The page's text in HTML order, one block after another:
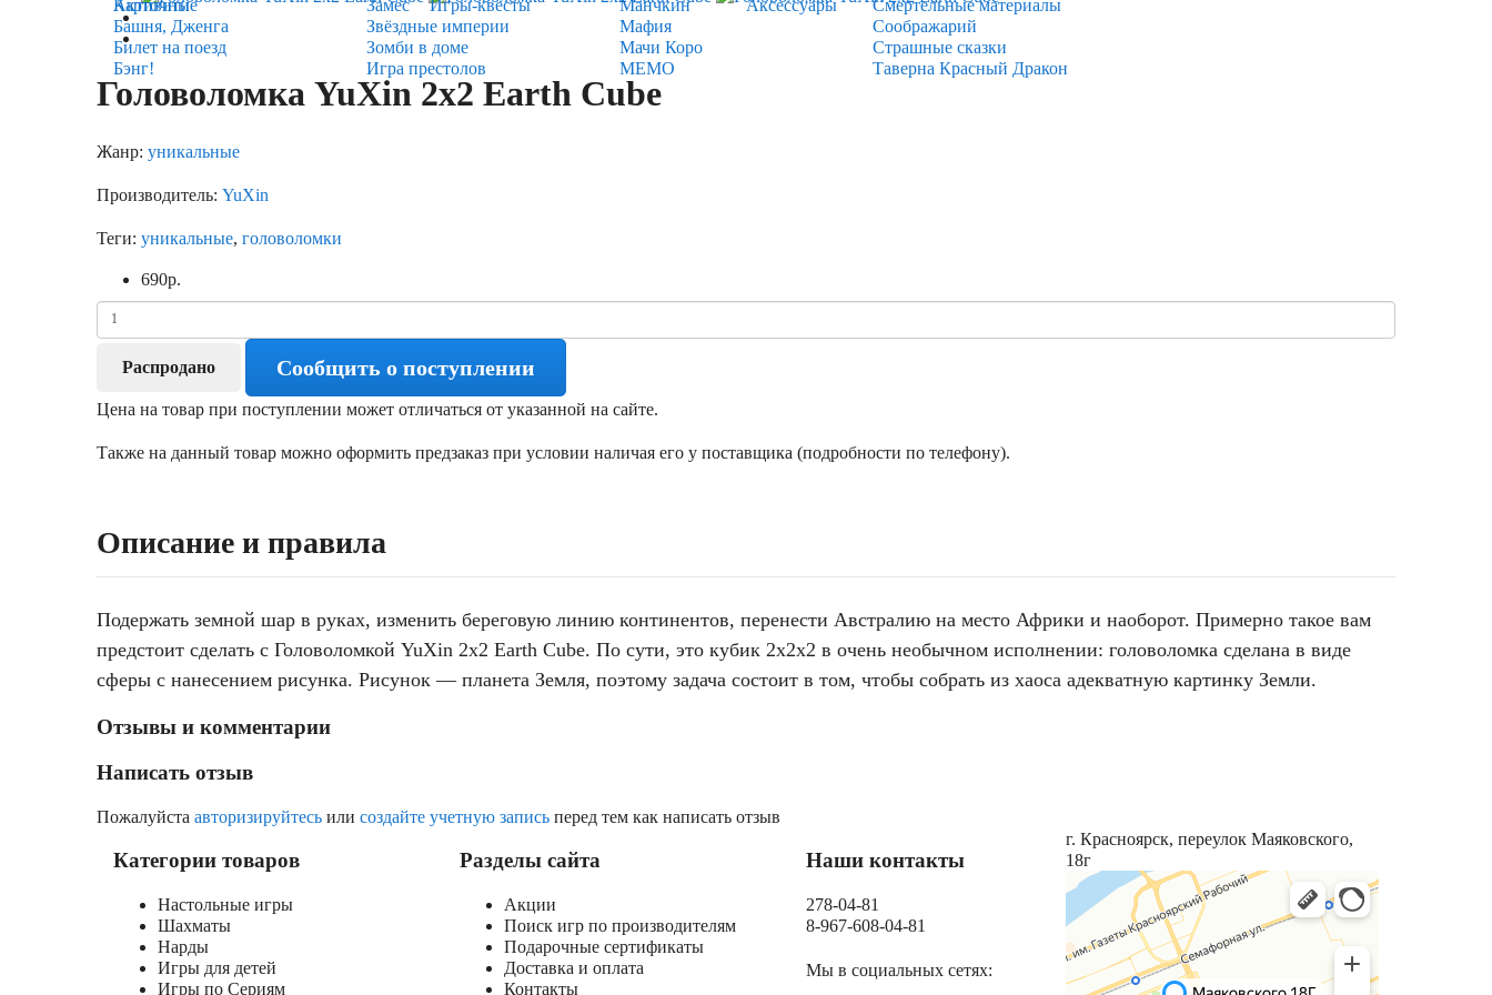
Карточные
Игры-квесты
Аксессуары
Активити
Башня, Дженга
Билет на поезд
Бэнг!
Замес
Звёздные империи
Зомби в доме
Игра престолов
Манчкин
Мафия
Мачи Коро
МЕМО
Смертельные материалы
Соображарий
Страшные сказки
Таверна Красный Дракон
Головоломка YuXin 2x2 Earth Cube
Жанр: уникальные
Производитель: YuXin
Теги: уникальные, головоломки
690р.
Распродано Сообщить о поступлении
Цена на товар при поступлении может отличаться от указанной на сайте.
Также на данный товар можно оформить предзаказ при условии наличая его у поставщика (подробности по телефону).
Описание и правила
Подержать земной шар в руках, изменить береговую линию континентов, перенести Австралию на место Африки и наоборот. Примерно такое вам
предстоит сделать с Головоломкой YuXin 2x2 Earth Cube. По сути, это кубик 2х2х2 в очень необычном исполнении: головоломка сделана в виде
сферы с нанесением рисунка. Рисунок — планета Земля, поэтому задача состоит в том, чтобы собрать из хаоса адекватную картинку Земли.
Отзывы и комментарии
Написать отзыв
Пожалуйста авторизируйтесь или создайте учетную запись перед тем как написать отзыв
Категории товаров
Настольные игры
Шахматы
Нарды
Игры для детей
Игры по Сериям
Разделы сайта
Акции
Поиск игр по производителям
Подарочные сертификаты
Доставка и оплата
Контакты
Наши контакты
278-04-81
8-967-608-04-81
Мы в социальных сетях:
г. Красноярск, переулок Маяковского,
18г